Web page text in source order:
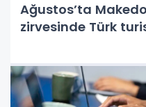
Ağustos’ta
zirvesinde Türk